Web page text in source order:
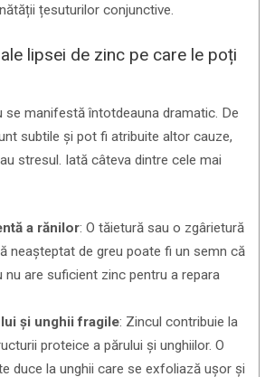
țesuturilor conjunctive.
lipsei de zinc pe care le poți
se manifestă întotdeauna dramatic. De
subtile și pot fi atribuite altor cauze,
stresul. Iată câteva dintre cele mai
a rănilor: O tăietură sau o zgârietură
neașteptat de greu poate fi un semn că
nu are suficient zinc pentru a repara
și unghii fragile: Zincul contribuie la
proteice a părului și unghiilor. O
duce la unghii care se exfoliază ușor și